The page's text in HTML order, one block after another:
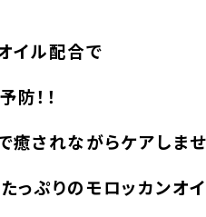
イル配合で
防！！
癒されながらケアしま
っぷりのモロッカンオ